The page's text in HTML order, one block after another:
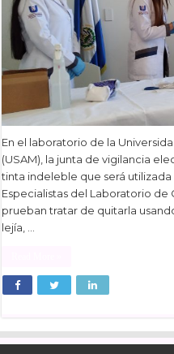
En el laboratorio de la
(USAM), la junta de vigilancia
tinta indeleble que será
Especialistas del Laboratorio de
prueban tratar de quitarla
lejía, …